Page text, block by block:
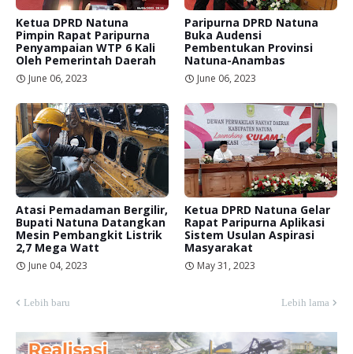
Ketua DPRD Natuna
Pimpin Rapat Paripurna
Penyampaian WTP 6 Kali
Oleh Pemerintah Daerah
June 06, 2023
Paripurna DPRD Natuna
Buka Audensi
Pembentukan Provinsi
Natuna-Anambas
June 06, 2023
Atasi Pemadaman Bergilir,
Bupati Natuna Datangkan
Mesin Pembangkit Listrik
2,7 Mega Watt
June 04, 2023
Ketua DPRD Natuna Gelar
Rapat Paripurna Aplikasi
Sistem Usulan Aspirasi
Masyarakat
May 31, 2023
Lebih baru Lebih lama